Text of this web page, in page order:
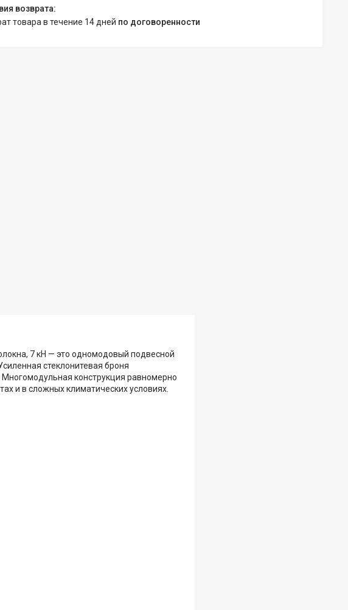
товара в течение 14 дней по договоренности
7 кН — это одномодовый подвесной
стеклонитевая броня
конструкция равномерно
и в сложных климатических условиях.